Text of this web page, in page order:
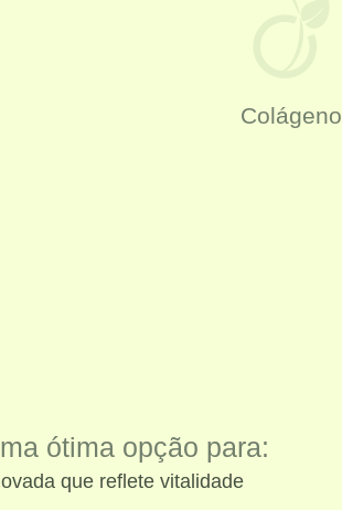
Colágeno
ótima opção para:
que reflete vitalidade